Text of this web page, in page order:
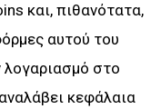
και, πιθανότατα,
αυτού του
λογαριασμό στο
κεφάλαια